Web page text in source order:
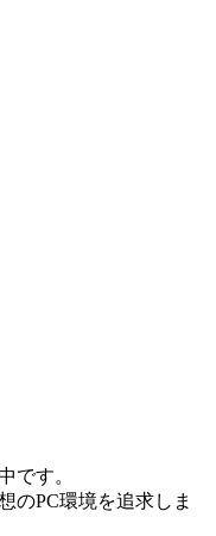
です。
のPC環境を追求しま